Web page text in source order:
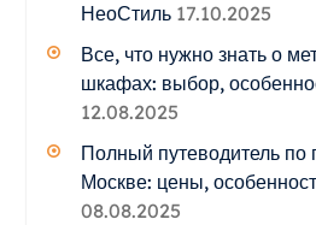
НеоСтиль 17.10.2025
Все, что нужно знать о
шкафах: выбор,
12.08.2025
Полный путеводитель по
Москве: цены,
08.08.2025